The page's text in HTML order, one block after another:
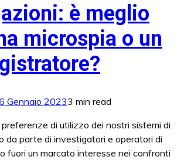
è meglio
microspia o un
Gennaio 20233 min read
preferenze di utilizzo dei nostri sistemi di
da parte di investigatori e operatori di
fuori un marcato interesse nei confronti